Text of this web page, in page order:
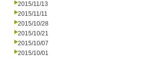
2015/11/13
2015/11/11
2015/10/28
2015/10/21
2015/10/07
2015/10/01